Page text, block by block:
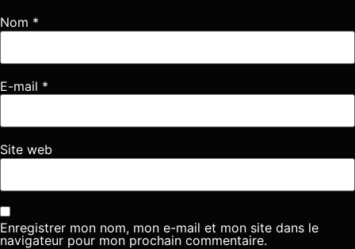
Nom *
E-mail *
Site web
Enregistrer mon nom, mon e-mail et mon site dans le
navigateur pour mon prochain commentaire.